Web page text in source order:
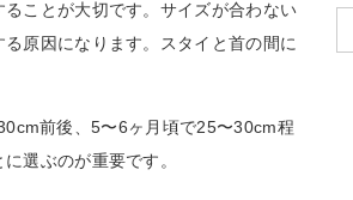
ことが大切です。サイズが合わない
原因になります。スタイと首の間に
前後、5〜6ヶ月頃で25〜30cm程
選ぶのが重要です。